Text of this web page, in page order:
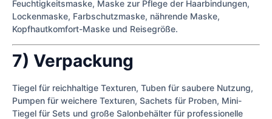
Feuchtigkeitsmaske, Maske zur Pflege der Haarbindungen,
Lockenmaske, Farbschutzmaske, nährende Maske,
Kopfhautkomfort-Maske und Reisegröße.
7) Verpackung
Tiegel für reichhaltige Texturen, Tuben für saubere Nutzung,
Pumpen für weichere Texturen, Sachets für Proben, Mini-
Tiegel für Sets und große Salonbehälter für professionelle